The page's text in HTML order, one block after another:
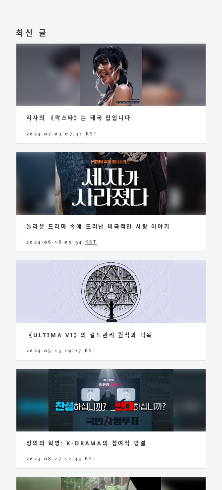
최신 글
리사의 《락스타》는 태국 팝입니다
2024-07-03 07:31 KST
놀라운 드라마 속에 드러난 비극적인 사랑 이야기
2024-06-18 09:54 KST
《ULTIMA VI》의 길드관리 원칙과 덕목
2024-05-13 19:17 KST
정의의 혁명: K-DRAMA의 참여적 평결
2023-08-27 12:43 KST